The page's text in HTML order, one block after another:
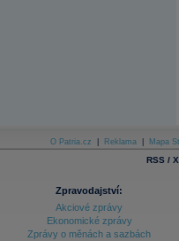
O Patria.cz Reklama Mapa
RSS /
Zpravodajství:
Akciové zprávy
Ekonomické zprávy
Zprávy o měnách a sazbách